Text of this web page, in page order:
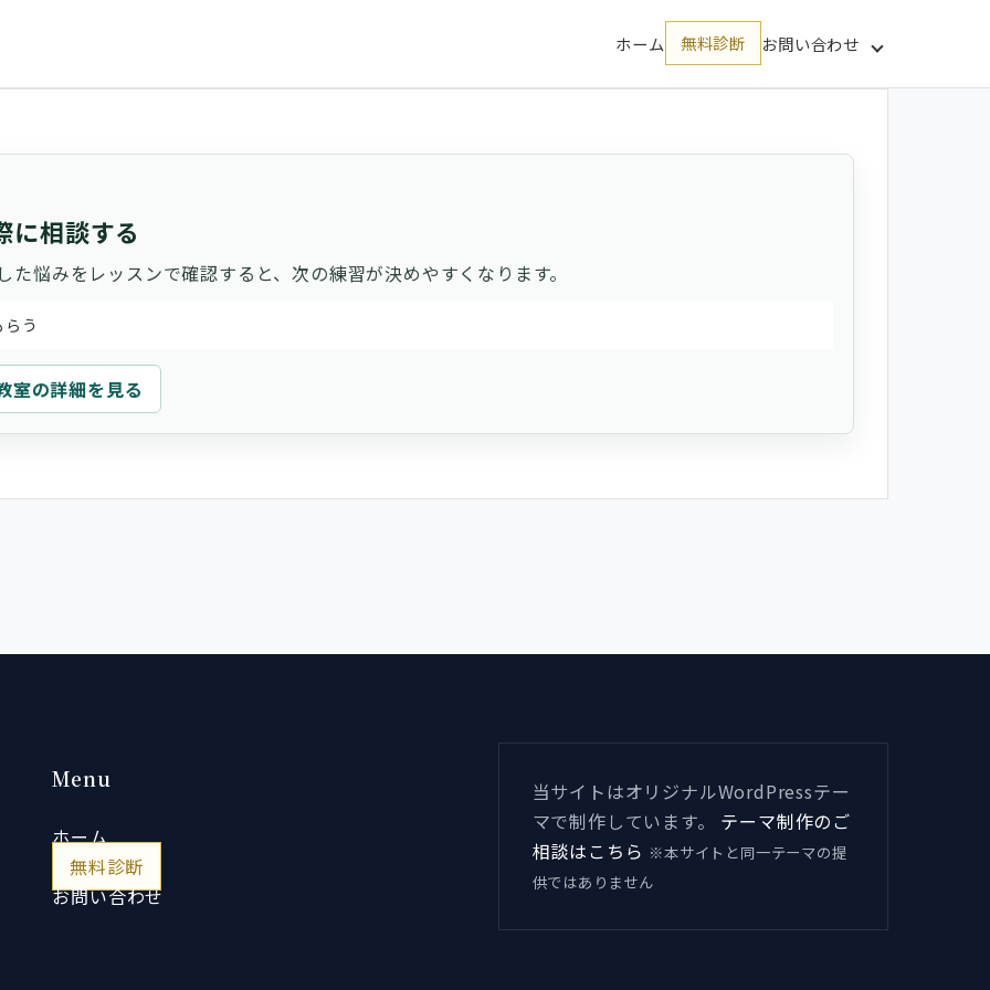
ホーム 無料診断 お問い合わせ
に相談する
悩みをレッスンで確認すると、次の練習が決めやすくなります。
う
室の詳細を見る
Menu
ホーム
無料診断
お問い合わせ
当サイトはオリジナルWordPressテー
マで制作しています。
テーマ制作のご
相談はこちら ※本サイトと同一テーマの提
供ではありません